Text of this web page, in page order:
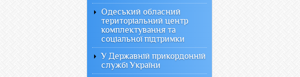
Одеський обласний
територіальний центр
комплектування та
соціальної підтримки
У Державній прикордонній
службі України